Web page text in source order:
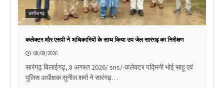
छत्तीसगढ़
कलेक्टर और एसपी ने अधिकारियों के साथ किया उप जेल सारंगढ़ का निरीक्षण
08/08/2026
सारंगढ़ बिलाईगढ़, 8 अगस्त 2026/ sns/-कलेक्टर पद्मिनी भोई साहू एवं
पुलिस अधीक्षक सुनील शर्मा ने सारंगढ़…